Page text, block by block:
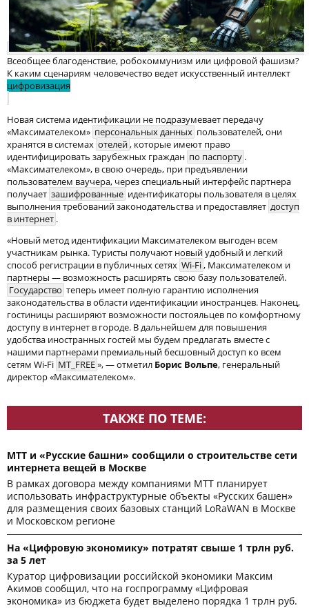
Всеобщее благоденствие, робокоммунизм или цифровой фашизм?
К каким сценариям человечество ведет искусственный интеллект
цифровизация
Новая система идентификации не подразумевает передачу
«Максимателеком» персональных данных пользователей, они
хранятся в системах отелей, которые имеют право
идентифицировать зарубежных граждан по паспорту .
«Максимателеком», в свою очередь, при предъявлении
пользователем ваучера, через специальный интерфейс партнера
получает зашифрованные идентификаторы пользователя в целях
выполнения требований законодательства и предоставляет доступ
в интернет .
«Новый метод идентификации Максимателеком выгоден всем
участникам рынка. Туристы получают новый удобный и легкий
способ регистрации в публичных сетях Wi-Fi, Максимателеком и
партнеры — возможность расширять свою базу пользователей.
Государство теперь имеет полную гарантию исполнения
законодательства в области идентификации иностранцев. Наконец,
гостиницы расширяют возможности постояльцев по комфортному
доступу в интернет в городе. В дальнейшем для повышения
удобства иностранных гостей мы будем предлагать вместе с
нашими партнерами премиальный бесшовный доступ ко всем
сетям Wi-Fi MT_FREE», — отметил Борис Вольпе, генеральный
директор «Максимателеком».
ТАКЖЕ ПО ТЕМЕ:
МТТ и «Русские башни» сообщили о строительстве сети
интернета вещей в Москве
В рамках договора между компаниями МТТ планирует
использовать инфраструктурные объекты «Русских башен»
для размещения своих базовых станций LoRaWAN в Москве
и Московском регионе
На «Цифровую экономику» потратят свыше 1 трлн руб.
за 5 лет
Куратор цифровизации российской экономики Максим
Акимов сообщил, что на госпрограмму «Цифровая
экономика» из бюджета будет выделено порядка 1 трлн руб.